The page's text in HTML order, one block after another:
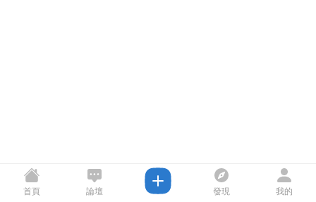
首頁 論壇 發現 我的